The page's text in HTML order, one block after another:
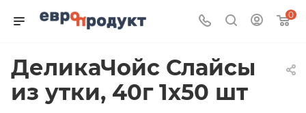
0
ДеликаЧойс Слайсы
из утки, 40г 1х50 шт